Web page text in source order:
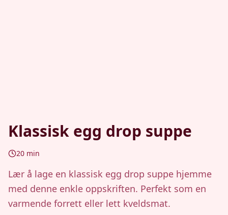
Klassisk egg drop suppe
20 min
Lær å lage en klassisk egg drop suppe hjemme
med denne enkle oppskriften. Perfekt som en
varmende forrett eller lett kveldsmat.